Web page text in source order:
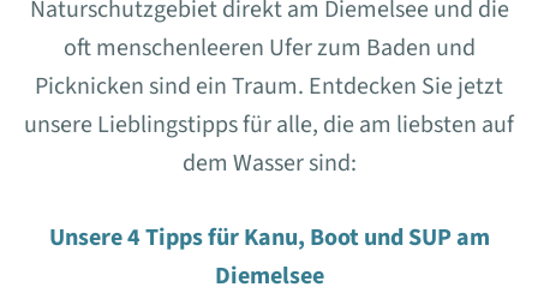
Naturschutzgebiet direkt am Diemelsee und die
oft menschenleeren Ufer zum Baden und
Picknicken sind ein Traum. Entdecken Sie jetzt
unsere Lieblingstipps für alle, die am liebsten auf
dem Wasser sind:
Unsere 4 Tipps für Kanu, Boot und SUP am
Diemelsee